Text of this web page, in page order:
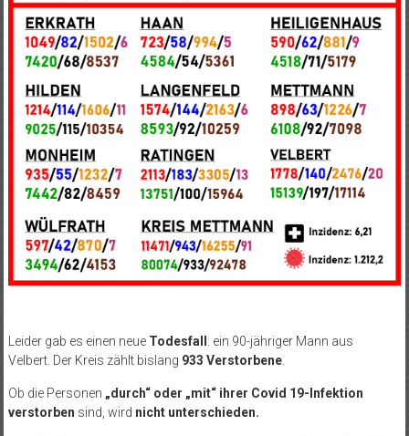
Leider gab es einen neue Todesfall: ein 90-jähriger Mann aus
Velbert. Der Kreis zählt bislang 933 Verstorbene.
Ob die Personen „durch“ oder „mit“ ihrer Covid 19-Infektion
verstorben sind, wird nicht unterschieden.